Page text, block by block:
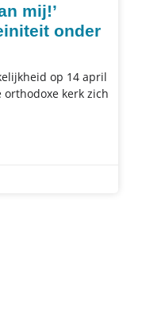
mij!’
onder
op 14 april
orthodoxe kerk zich